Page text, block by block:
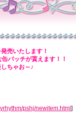
売いたします！
バッチが貰えます！！
ちゃお～♪
pshj/newitem.html ]